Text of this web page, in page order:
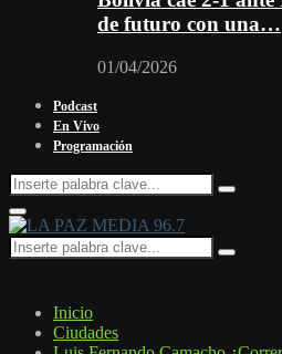
de futuro con una…
01/04/2026
Podcast
En Vivo
Programación
Search
for:
Search
Facebook
Twitter
Instagram
Youtube
Email
Twitch
Whatsapp
Primary
Menu
Search
for:
Search
Inicio
Ciudades